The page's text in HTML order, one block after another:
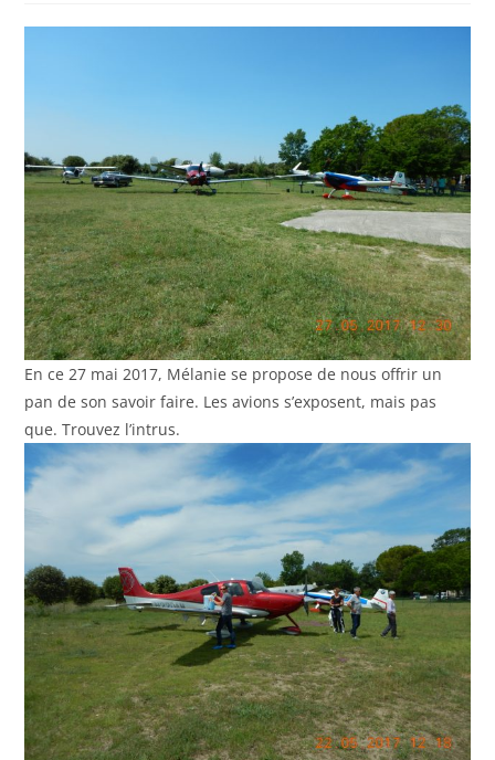
En ce 27 mai 2017, Mélanie se propose de nous offrir un
pan de son savoir faire. Les avions s’exposent, mais pas
que. Trouvez l’intrus.